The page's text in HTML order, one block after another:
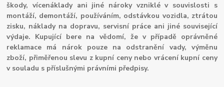
škody, vícenáklady ani jiné nároky vzniklé v souvislosti s
montáží, demontáží, používáním, odstávkou vozidla, ztrátou
zisku, náklady na dopravu, servisní práce ani jiné související
výdaje. Kupující bere na vědomí, že v případě oprávněné
reklamace má nárok pouze na odstranění vady, výměnu
zboží, přiměřenou slevu z kupní ceny nebo vrácení kupní ceny
v souladu s příslušnými právními předpisy.